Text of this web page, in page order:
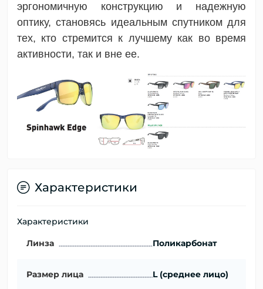
эргономичную конструкцию и надежную
оптику, становясь идеальным спутником для
тех, кто стремится к лучшему как во время
активности, так и вне ее.
Характеристики
Характеристики
Линза Поликарбонат
Размер лица L (среднее лицо)